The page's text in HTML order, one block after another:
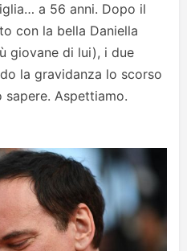
a 56 anni. Dopo il
con la bella Daniella
giovane di lui), i due
la gravidanza lo scorso
Aspettiamo.